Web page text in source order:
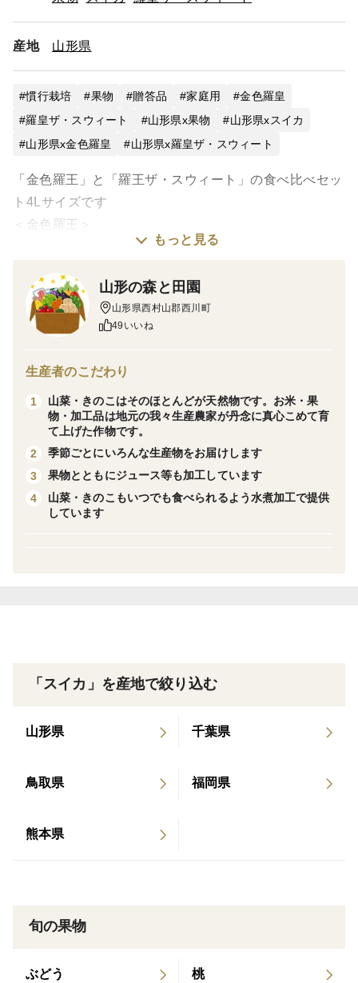
産地 山形県
慣行栽培 果物 贈答品 家庭用
金色羅皇
羅皇ザ・スウィート
山形県x果物
山形県xスイカ
山形県x金色羅皇
山形県x羅皇ザ・スウィート
「金色羅王」と「羅王ザ・スウィート」の食べ比べセッ
ト4Lサイズです
＜金色羅王＞
夏すいか生産量日本一の尾花沢すいかの新種です
フルーティーな特有の香りと果肉のスッキリした甘味と
食感は
他の品種にはない高級な味わいです
糖度も高く甘～くおいしい大玉すいかです
4Ｌサイズは直径24cm以上の大玉すいかです
＜羅王ザ・スウィート＞
平均糖度13度という桃に匹敵する強い甘みと、硬めの
シャリシャリした食感が特徴の極甘大玉スイカです
皮の際までしっかり甘さがのり、最後まで美味しく堪能
できる人気の品種です
もっと見る
山形の森と田園
山形県西村山郡西川町
49いいね
生産者のこだわり
1
山菜・きのこはそのほとんどが天然物です。お米・果
物・加工品は地元の我々生産農家が丹念に真心こめて育
て上げた作物です。
2
季節ごとにいろんな生産物をお届けします
3
果物とともにジュース等も加工しています
4
山菜・きのこもいつでも食べられるよう水煮加工で提供
しています
「スイカ」を産地で絞り込む
山形県 千葉県
鳥取県 福岡県
熊本県
旬の果物
ぶどう 桃